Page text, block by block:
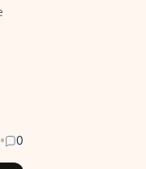
finansai
0